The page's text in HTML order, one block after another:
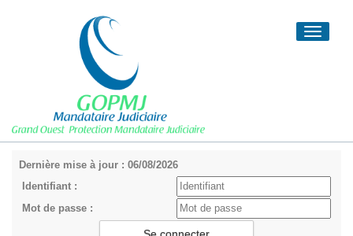
Toggle
Dernière mise à jour : 06/08/2026
Identifiant :
Mot de passe :